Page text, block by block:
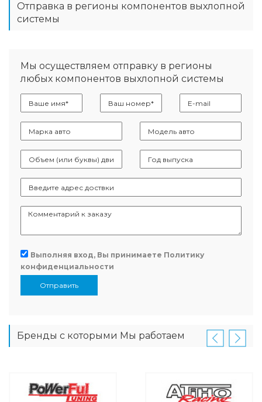
Отправка в регионы компонентов выхлопной
системы
Мы осуществляем отправку в регионы
любых компонентов выхлопной системы
Выполняя вход, Вы принимаете Политику
конфиденциальности
Отправить
Бренды с которыми Мы работаем